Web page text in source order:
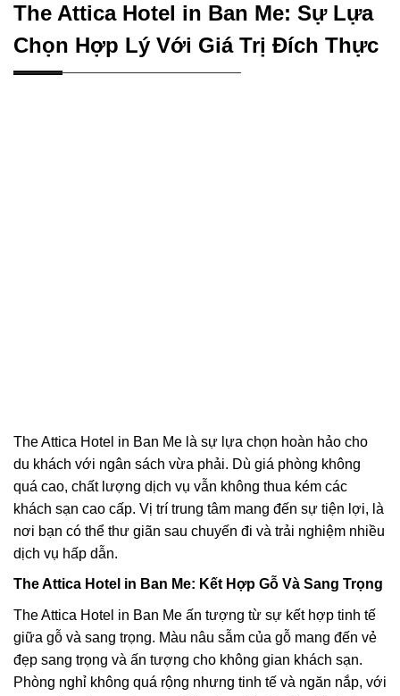
The Attica Hotel in Ban Me: Sự Lựa
Chọn Hợp Lý Với Giá Trị Đích Thực
The Attica Hotel in Ban Me là sự lựa chọn hoàn hảo cho
du khách với ngân sách vừa phải. Dù giá phòng không
quá cao, chất lượng dịch vụ vẫn không thua kém các
khách sạn cao cấp. Vị trí trung tâm mang đến sự tiện lợi, là
nơi bạn có thể thư giãn sau chuyến đi và trải nghiệm nhiều
dịch vụ hấp dẫn.
The Attica Hotel in Ban Me: Kết Hợp Gỗ Và Sang Trọng
The Attica Hotel in Ban Me ấn tượng từ sự kết hợp tinh tế
giữa gỗ và sang trọng. Màu nâu sẫm của gỗ mang đến vẻ
đẹp sang trọng và ấn tượng cho không gian khách sạn.
Phòng nghỉ không quá rộng nhưng tinh tế và ngăn nắp, với